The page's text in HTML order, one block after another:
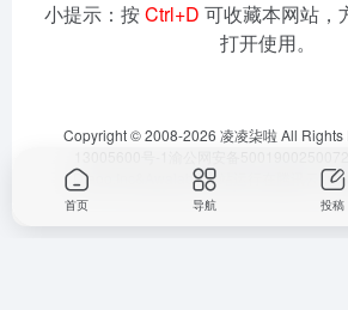
小提示：按Ctrl+D 可收藏本网站，
打开使用。
Copyright © 2008-2026 凌凌柒啦 All Rights
Dlaoo.Inc
Awalab| 本站运行在 由
首页 导航 投稿